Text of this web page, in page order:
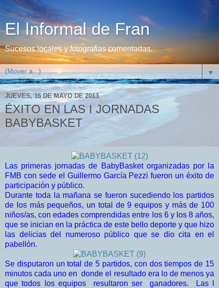
El Informal de Fran
Sucesos locales y fotografias comentadas.
▼
JUEVES, 16 DE MAYO DE 2013
ÉXITO EN LAS I JORNADAS
BABYBASKET
Las primeras jornadas de BabyBasket organizadas por la
FMB con sede el Guillermo García Pezzi fueron un éxito de
participación y público.
Durante toda la mañana se fueron sucediendo los partidos
de los más pequeños, un total de 9 equipos y más de 100
niños/as, con edades comprendidas entre los 6 y los 8 años,
que se inician en la práctica de este bello deporte y que hizo
las delicias del numeroso público que se dio cita en el
pabellón.
Se disputaron un total de 5 partidos, con dos tiempos de 15
minutos cada uno en donde el resultado era lo de menos ya
que todos los equipos resultaron ser ganadores. Las I